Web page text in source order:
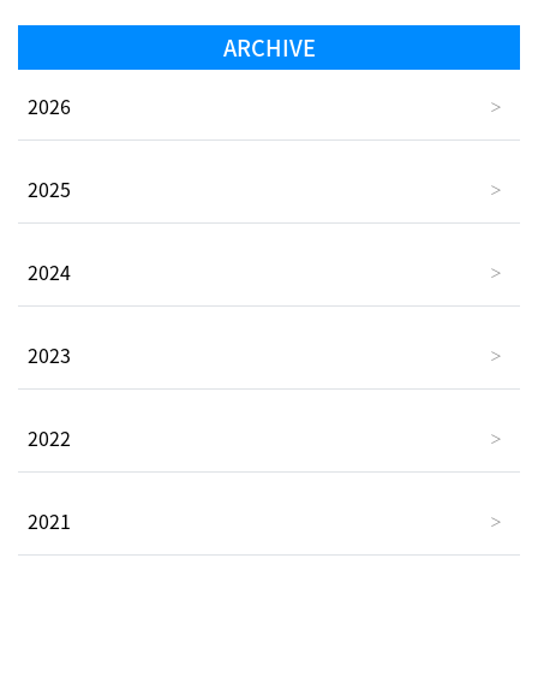
ARCHIVE
2026
2025
2024
2023
2022
2021